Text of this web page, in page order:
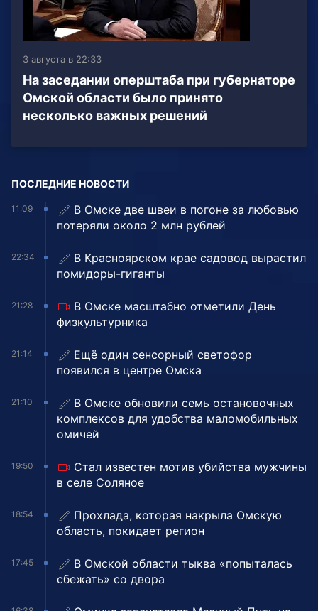
3 августа в 22:33
На заседании оперштаба при губернаторе
Омской области было принято
несколько важных решений
ПОСЛЕДНИЕ НОВОСТИ
11:09
В Омске две швеи в погоне за любовью
потеряли около 2 млн рублей
22:34
В Красноярском крае садовод вырастил
помидоры-гиганты
21:28
В Омске масштабно отметили День
физкультурника
21:14
Ещё один сенсорный светофор
появился в центре Омска
21:10
В Омске обновили семь остановочных
комплексов для удобства маломобильных
омичей
19:50
Стал известен мотив убийства мужчины
в селе Соляное
18:54
Прохлада, которая накрыла Омскую
область, покидает регион
17:45
В Омской области тыква «попыталась
сбежать» со двора